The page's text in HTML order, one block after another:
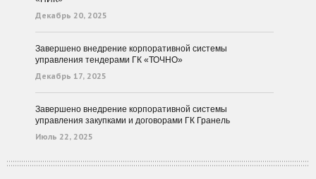
Декабрь 20, 2025
Завершено внедрение корпоративной системы
управления тендерами ГК «ТОЧНО»
Декабрь 17, 2025
Завершено внедрение корпоративной системы
управления закупками и договорами ГК Гранель
Июль 22, 2025